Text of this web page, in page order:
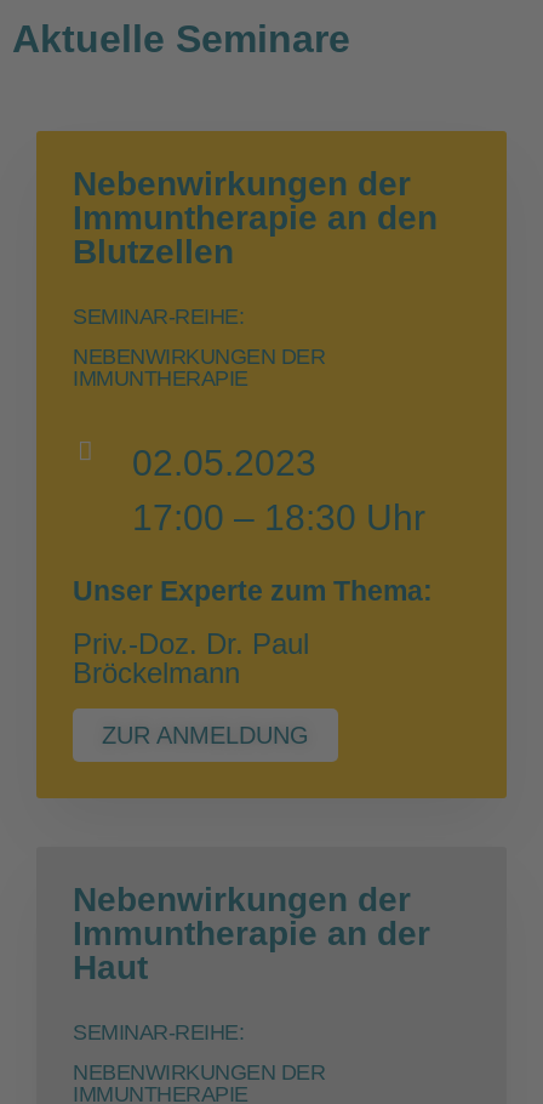
Aktuelle Seminare
Nebenwirkungen der
Immuntherapie an den
Blutzellen
SEMINAR-REIHE:
NEBENWIRKUNGEN DER
IMMUNTHERAPIE
02.05.2023
17:00 – 18:30 Uhr
Unser Experte zum Thema:
Priv.-Doz. Dr. Paul
Bröckelmann
ZUR ANMELDUNG
Nebenwirkungen der
Immuntherapie an der
Haut
SEMINAR-REIHE:
NEBENWIRKUNGEN DER
IMMUNTHERAPIE